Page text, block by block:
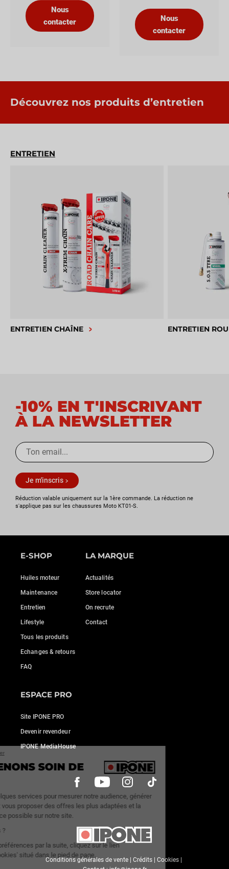
NOUS PRENONS SOIN DE
Nous utilisons quelques services pour mesurer notre audience, générer
des statistiques et vous proposer des offres les plus adaptées et la
meilleure expérience possible sur notre site.
Pour modifier vos préférences par la suite, cliquez sur le lien
'Préférences de cookies' situé dans le pied de page.
Nous
contacter
Nous
contacter
Découvrez nos produits d’entretien
ENTRETIEN
ENTRETIEN CHAÎNE ENTRETIEN
-10% EN T'INSCRIVANT
À LA NEWSLETTER
Je m'inscris
Réduction valable uniquement sur la 1ère commande. La réduction ne
s'applique pas sur les chaussures Moto KT01-S.
E-SHOP
Huiles moteur
Maintenance
Entretien
Lifestyle
Tous les produits
Echanges & retours
FAQ
LA MARQUE
Actualités
Store locator
On recrute
Contact
ESPACE PRO
Site IPONE PRO
Devenir revendeur
IPONE MediaHouse
Conditions générales de vente Crédits Cookies